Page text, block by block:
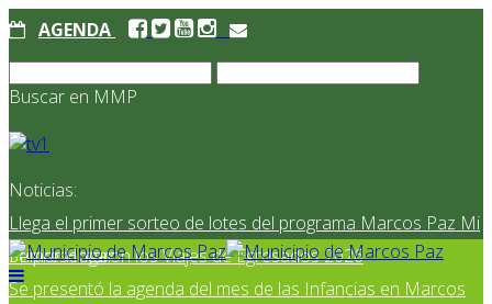
AGENDA
Buscar en MMP
Noticias:
Llega el primer sorteo de lotes del programa Marcos Paz Mi
Primer Hogar
Se presentaron los Viajes de Egresados 2026
Se presentó la agenda del mes de las Infancias en Marcos